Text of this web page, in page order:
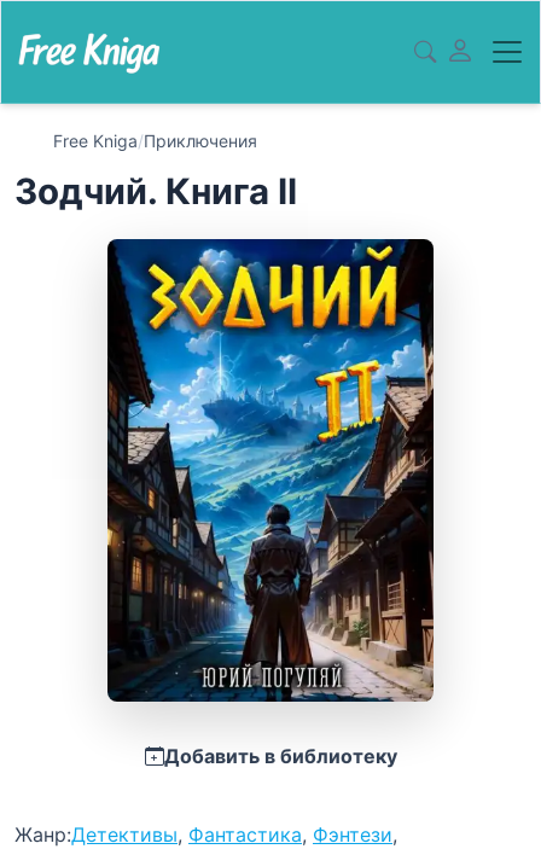
Free Kniga/Приключения
Зодчий. Книга II
Добавить в библиотеку
Жанр:Детективы, Фантастика, Фэнтези,